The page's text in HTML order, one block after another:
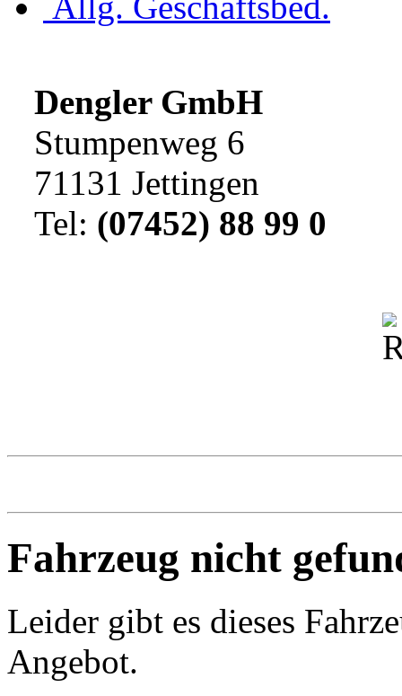
Dengler GmbH
Stumpenweg 6
71131 Jettingen
Tel: (07452) 88 99 0
Fahrzeug nicht
Leider gibt es dieses
Angebot.